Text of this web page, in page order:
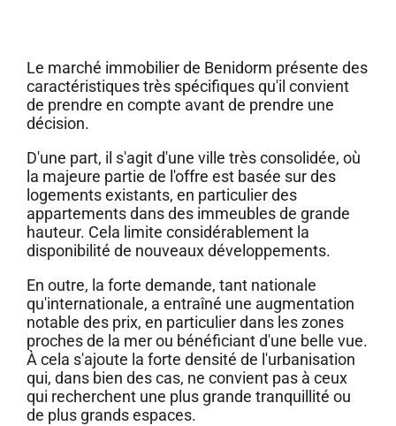
Le marché immobilier de Benidorm présente des
caractéristiques très spécifiques qu'il convient
de prendre en compte avant de prendre une
décision.
D'une part, il s'agit d'une ville très consolidée, où
la majeure partie de l'offre est basée sur des
logements existants, en particulier des
appartements dans des immeubles de grande
hauteur. Cela limite considérablement la
disponibilité de nouveaux développements.
En outre, la forte demande, tant nationale
qu'internationale, a entraîné une augmentation
notable des prix, en particulier dans les zones
proches de la mer ou bénéficiant d'une belle vue.
À cela s'ajoute la forte densité de l'urbanisation
qui, dans bien des cas, ne convient pas à ceux
qui recherchent une plus grande tranquillité ou
de plus grands espaces.